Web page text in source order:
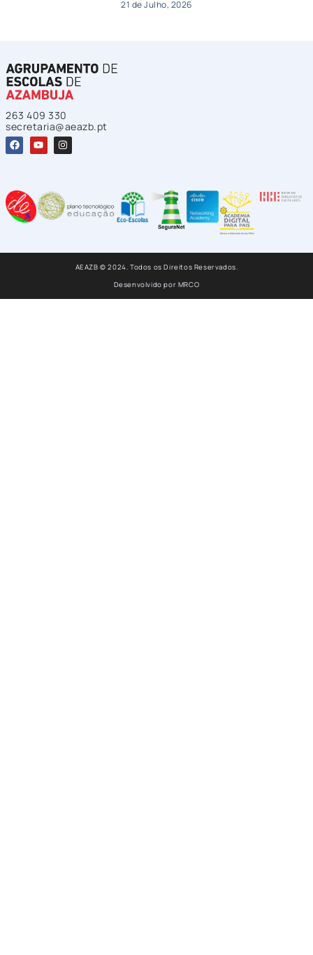
21 de Julho, 2026
263 409 330
secretaria@aeazb.pt
AEAZB © 2024. Todos os Direitos Reservados.
Desenvolvido por MRCO